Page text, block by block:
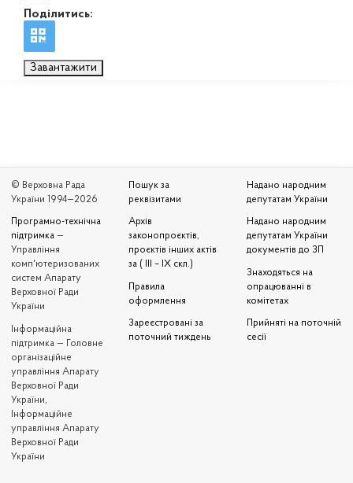
Поділитись:
Завантажити
© Верховна Рада
України 1994—2026
Програмно-технічна
підтримка —
Управління
комп'ютеризованих
систем Апарату
Верховної Ради
України
Iнформаційна
підтримка — Головне
організаційне
управління Апарату
Верховної Ради
України,
Інформаційне
управління Апарату
Верховної Ради
України
Пошук за
реквізитами
Архів
законопроєктів,
проєктів інших актів
за ( III – IX скл.)
Правила
оформлення
Зареєстровані за
поточний тиждень
Надано народним
депутатам України
Надано народним
депутатам України
документів до ЗП
Знаходяться на
опрацюванні в
комітетах
Прийняті на поточній
сесії